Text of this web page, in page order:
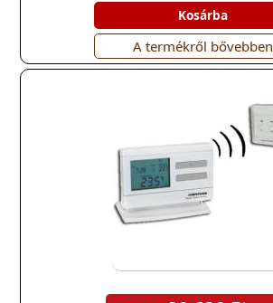
Kosárba
A termékről bővebben